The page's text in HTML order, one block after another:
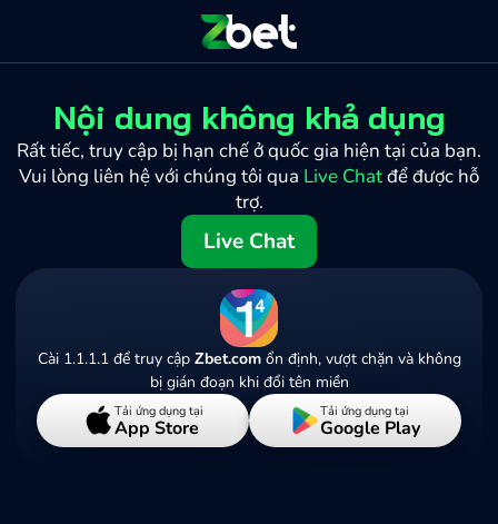
Nội dung không khả dụng
Rất tiếc, truy cập bị hạn chế ở quốc gia hiện tại của bạn.
Vui lòng liên hệ với chúng tôi qua Live Chatđể được hỗ
trợ.
Live Chat
Cài 1.1.1.1 để truy cập Zbet.comổn định, vượt chặn và không
bị gián đoạn khi đổi tên miền
Tải ứng dụng tại
App Store
Tải ứng dụng tại
Google Play